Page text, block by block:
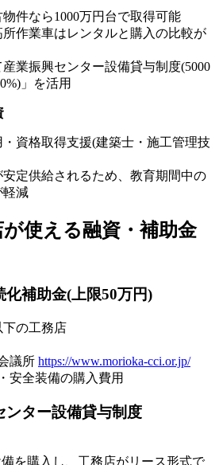
件なら1000万円台で取得可能
作業車はレンタルと購入の比較が
業振興センター設備貸与制度(5000
」を活用
資格取得支援(建築士・施工管理技
定供給されるため、教育期間中の
軽減
使える融資・補助金
化補助金(上限50万円)
下の工務店
議所 https://www.morioka-cci.or.jp/
安全装備の購入費用
ンター設備貸与制度
備を購入し、工務店がリース形式で